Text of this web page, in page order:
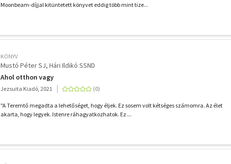
Moonbeam-díjjal kitüntetett könyvet eddig több mint tize...
KÖNYV
Mustó Péter SJ Hári Ildikó SSND
Ahol otthon vagy
Jezsuita Kiadó, 2021
"A Teremtő megadta a lehetőséget, hogy éljek. Ez sosem volt kétséges számomra. Az élet
akarta, hogy legyek. Istenre ráhagyatkozhatok. Ez ...